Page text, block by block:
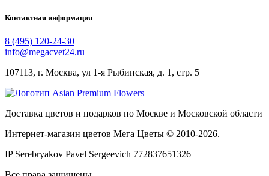
Контактная информация
8 (495) 120-24-30
info@megacvet24.ru
107113, г. Москва, ул 1-я Рыбинская, д. 1, стр. 5
Доставка цветов и подарков по Москве и Московской области
Интернет-магазин цветов Мега Цветы © 2010-2026.
IP Serebryakov Pavel Sergeevich 772837651326